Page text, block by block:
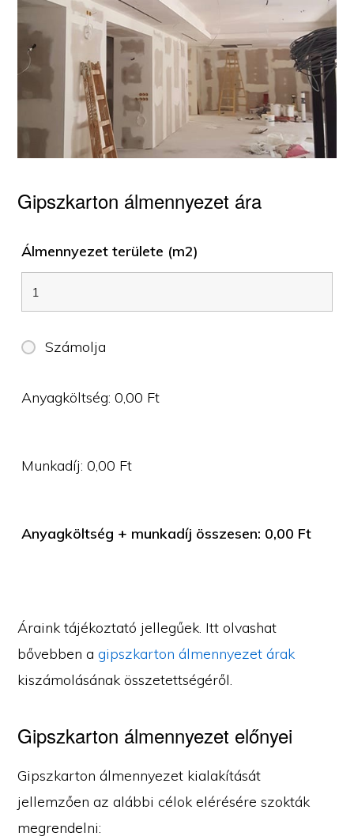
Gipszkarton álmennyezet ára
Álmennyezet területe (m2)
Számolja
Anyagköltség:0,00 Ft
Munkadíj:0,00 Ft
Anyagköltség + munkadíj összesen: 0,00 Ft
Áraink tájékoztató jellegűek. Itt olvashat
bővebben agipszkarton álmennyezet árak
kiszámolásának összetettségéről.
Gipszkarton álmennyezet előnyei
Gipszkarton álmennyezet kialakítását
jellemzően az alábbi célok elérésére szokták
megrendelni: